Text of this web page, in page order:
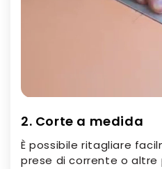
2. Corte a medida
È possibile ritagliare
prese di corrente o altre